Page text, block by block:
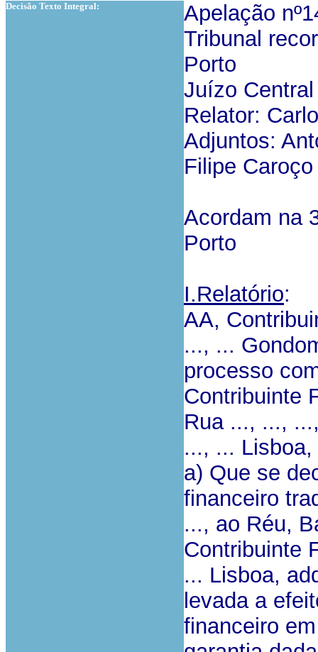
Decisão Texto Integral:
Apelação
Tribunal
Porto
Juízo
Relator:
Adjuntos:
Filipe Caroço
Acordam na
Porto
I.Relatório:
AA,
..., ...
processo
Contribuinte
Rua ..., ...,
..., ...
a) Que se
financeiro
..., ao Réu,
Contribuinte
... Lisboa,
levada a
financeiro